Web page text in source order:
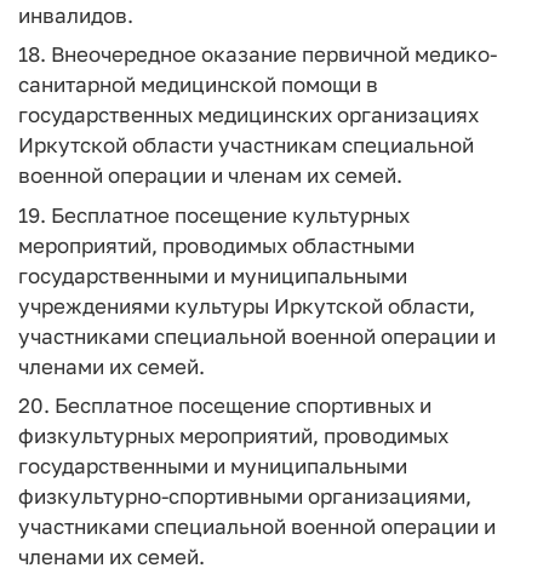
инвалидов.
18. Внеочередное оказание первичной медико-
санитарной медицинской помощи в
государственных медицинских организациях
Иркутской области участникам специальной
военной операции и членам их семей.
19. Бесплатное посещение культурных
мероприятий, проводимых областными
государственными и муниципальными
учреждениями культуры Иркутской области,
участниками специальной военной операции и
членами их семей.
20. Бесплатное посещение спортивных и
физкультурных мероприятий, проводимых
государственными и муниципальными
физкультурно-спортивными организациями,
участниками специальной военной операции и
членами их семей.